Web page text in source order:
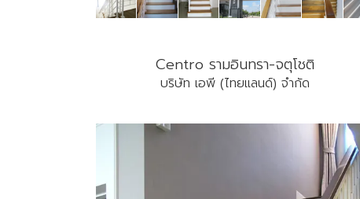
Centro รามอินทรา-จตุโชติ
บริษัท เอพี (ไทยแลนด์) จำกัด